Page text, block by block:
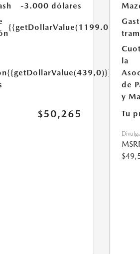
-3.000 dólares
{{getDollarValue(1199.0)}}
{{getDollarValue(439,0)}}
$50,265
la
de
y
Tu